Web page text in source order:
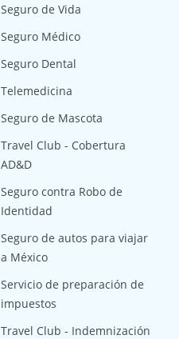
Seguro de Vida
Seguro Médico
Seguro Dental
Telemedicina
Seguro de Mascota
Travel Club - Cobertura
AD&D
Seguro contra Robo de
Identidad
Seguro de autos para viajar
a México
Servicio de preparación de
impuestos
Travel Club - Indemnización